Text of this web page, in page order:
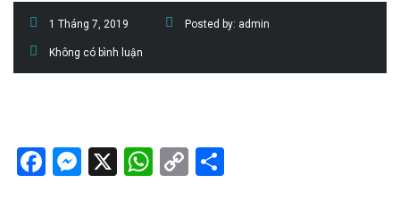
1 Tháng 7, 2019 Posted by: admin
Không có bình luận
Facebook
Messenger
X WhatsApp
Copy